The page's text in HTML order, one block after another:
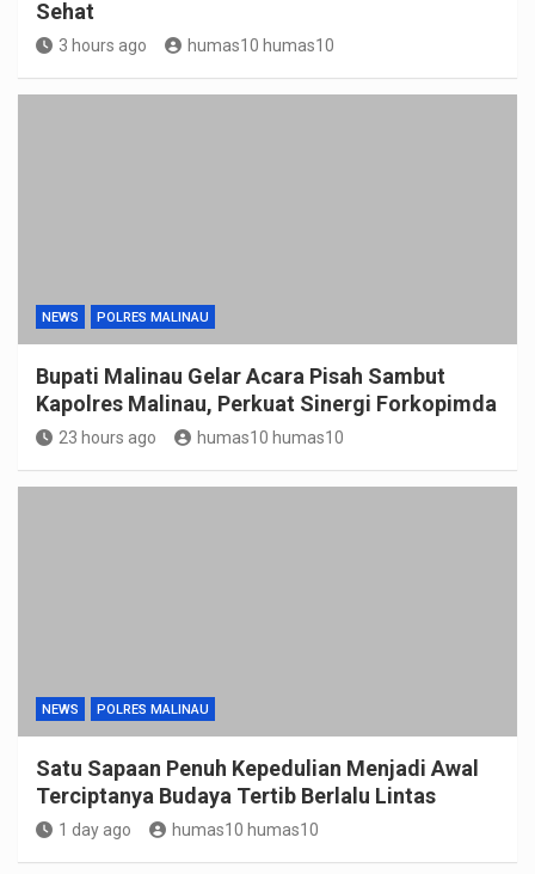
Sehat
3 hours ago humas10 humas10
NEWS POLRES MALINAU
Bupati Malinau Gelar Acara Pisah Sambut
Kapolres Malinau, Perkuat Sinergi Forkopimda
23 hours ago humas10 humas10
NEWS POLRES MALINAU
Satu Sapaan Penuh Kepedulian Menjadi Awal
Terciptanya Budaya Tertib Berlalu Lintas
1 day ago humas10 humas10